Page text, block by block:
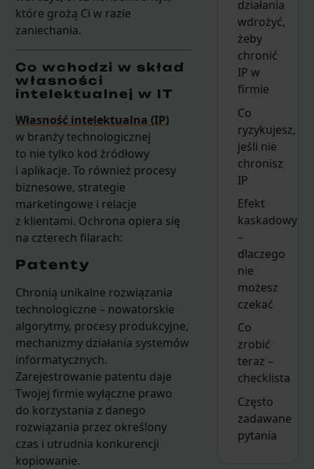
które grożą Ci w razie
zaniechania.
Co wchodzi w skład
własności
intelektualnej w IT
Własność intelektualna (IP)
w branży technologicznej
to nie tylko kod źródłowy
i aplikacje. To również procesy
biznesowe, strategie
marketingowe i relacje
z klientami. Ochrona opiera się
na czterech filarach:
Patenty
Chronią unikalne rozwiązania
technologiczne – nowatorskie
algorytmy, procesy produkcyjne,
mechanizmy działania systemów
informatycznych.
Zarejestrowanie patentu daje
Twojej firmie wyłączne prawo
do korzystania z danego
rozwiązania przez określony
czas i utrudnia konkurencji
kopiowanie.
działania
wdrożyć,
żeby
chronić
IP w
firmie
Co
ryzykujesz,
jeśli nie
chronisz
IP
Efekt
kaskadowy
–
dlaczego
nie
możesz
czekać
Co
zrobić
teraz –
checklista
Często
zadawane
pytania